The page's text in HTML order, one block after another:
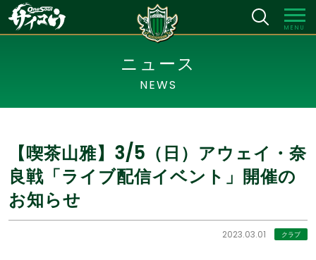
MENU
ニュース
NEWS
【喫茶山雅】3/5（日）アウェイ・奈
良戦「ライブ配信イベント」開催の
お知らせ
2023.03.01 クラブ